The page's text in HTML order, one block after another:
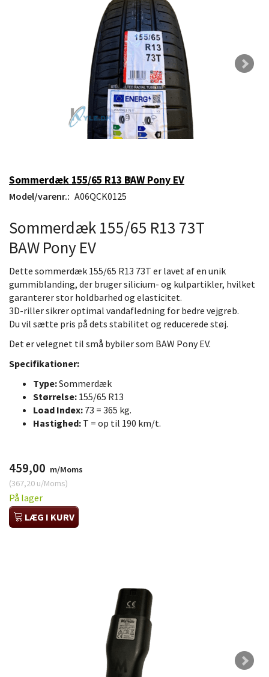
Sommerdæk 155/65 R13 BAW Pony EV
Model/varenr.: A06QCK0125
Sommerdæk 155/65 R13 73T
BAW Pony EV
Dette sommerdæk 155/65 R13 73T er lavet af en unik
gummiblanding, der bruger silicium- og kulpartikler, hvilket
garanterer stor holdbarhed og elasticitet.
3D-riller sikrer optimal vandafledning for bedre vejgreb.
Du vil sætte pris på dets stabilitet og reducerede støj.
Det er velegnet til små bybiler som BAW Pony EV.
Specifikationer:
Type:Sommerdæk
Størrelse: 155/65 R13
Load Index: 73 = 365 kg.
Hastighed: T = op til 190 km/t.
459,00 m/Moms
(367,20 u/Moms)
På lager
LÆG I KURV